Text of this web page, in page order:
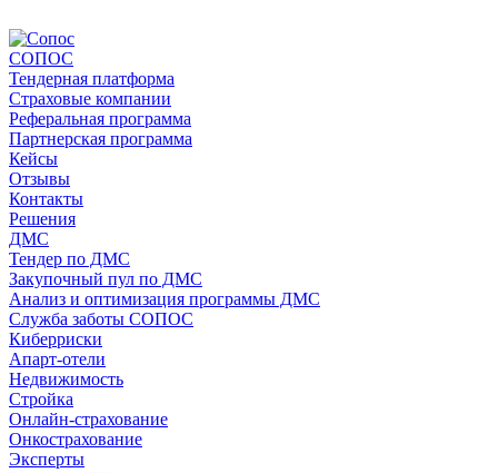
СОПОС
Тендерная платформа
Страховые компании
Реферальная программа
Партнерская программа
Кейсы
Отзывы
Контакты
Решения
ДМС
Тендер по ДМС
Закупочный пул по ДМС
Анализ и оптимизация программы ДМС
Служба заботы СОПОС
Киберриски
Апарт-отели
Недвижимость
Стройка
Онлайн-страхование
Онкострахование
Эксперты